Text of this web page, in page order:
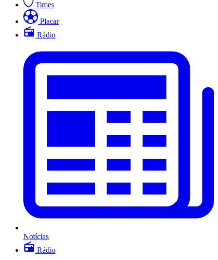
Times
Placar
Rádio
Notícias
Rádio